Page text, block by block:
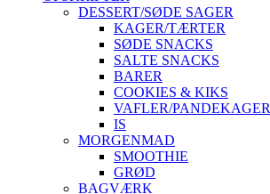
DESSERT/SØDE SAGER
KAGER/TÆRTER
SØDE SNACKS
SALTE SNACKS
BARER
COOKIES & KIKS
VAFLER/PANDEKAGER
IS
MORGENMAD
SMOOTHIE
GRØD
BAGVÆRK